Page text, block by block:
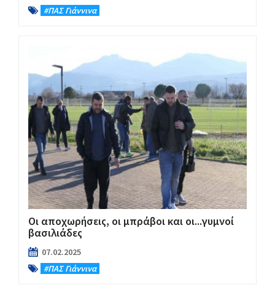
#ΠΑΣ Γιάννινα
Οι αποχωρήσεις, οι μπράβοι και οι...γυμνοί
βασιλιάδες
07.02.2025
#ΠΑΣ Γιάννινα